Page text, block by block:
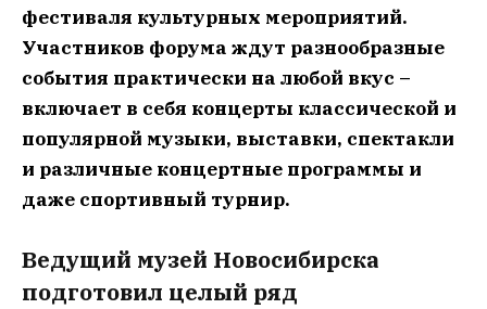
фестиваля культурных мероприятий.
Участников форума ждут разнообразные
события практически на любой вкус –
включает в себя концерты классической и
популярной музыки, выставки, спектакли
и различные концертные программы и
даже спортивный турнир.
Ведущий музей Новосибирска
подготовил целый ряд